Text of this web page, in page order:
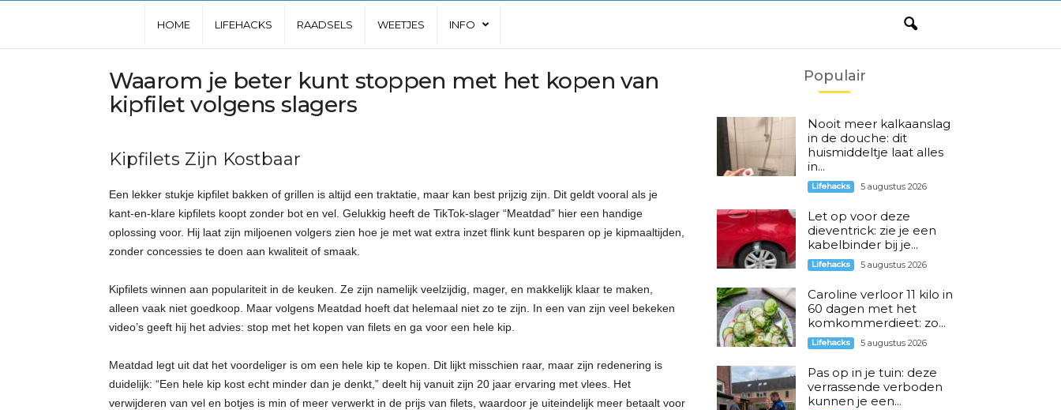
u
t
e
w
e
HOME LIFEHACKS RAADSELS WEETJES INFO
Waarom je beter kunt stoppen met het kopen van
kipfilet volgens slagers
Kipfilets Zijn Kostbaar
Een lekker stukje kipfilet bakken of grillen is altijd een traktatie, maar kan best prijzig zijn. Dit geldt vooral als je
kant-en-klare kipfilets koopt zonder bot en vel. Gelukkig heeft de TikTok-slager “Meatdad” hier een handige
oplossing voor. Hij laat zijn miljoenen volgers zien hoe je met wat extra inzet flink kunt besparen op je kipmaaltijden,
zonder concessies te doen aan kwaliteit of smaak.
Kipfilets winnen aan populariteit in de keuken. Ze zijn namelijk veelzijdig, mager, en makkelijk klaar te maken,
alleen vaak niet goedkoop. Maar volgens Meatdad hoeft dat helemaal niet zo te zijn. In een van zijn veel bekeken
video’s geeft hij het advies: stop met het kopen van filets en ga voor een hele kip.
Meatdad legt uit dat het voordeliger is om een hele kip te kopen. Dit lijkt misschien raar, maar zijn redenering is
duidelijk: “Een hele kip kost echt minder dan je denkt,” deelt hij vanuit zijn 20 jaar ervaring met vlees. Het
verwijderen van vel en botjes is min of meer verwerkt in de prijs van filets, waardoor je uiteindelijk meer betaalt voor
Populair
Nooit meer kalkaanslag
in de douche: dit
huismiddeltje laat alles
in...
Lifehacks 5 augustus 2026
Let op voor deze
dieventrick: zie je een
kabelbinder bij je...
Lifehacks 5 augustus 2026
Caroline verloor 11 kilo in
60 dagen met het
komkommerdieet: zo...
Lifehacks 5 augustus 2026
Pas op in je tuin: deze
verrassende verboden
kunnen je een...